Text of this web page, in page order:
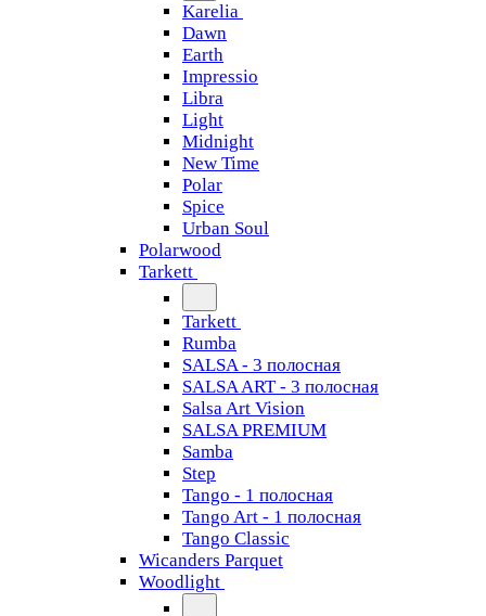
Karelia
Dawn
Earth
Impressio
Libra
Light
Midnight
New Time
Polar
Spice
Urban Soul
Polarwood
Tarkett
Tarkett
Rumba
SALSA - 3 полосная
SALSA ART - 3 полосная
Salsa Art Vision
SALSA PREMIUM
Samba
Step
Tango - 1 полосная
Tango Art - 1 полосная
Tango Classiс
Wicanders Parquet
Woodlight